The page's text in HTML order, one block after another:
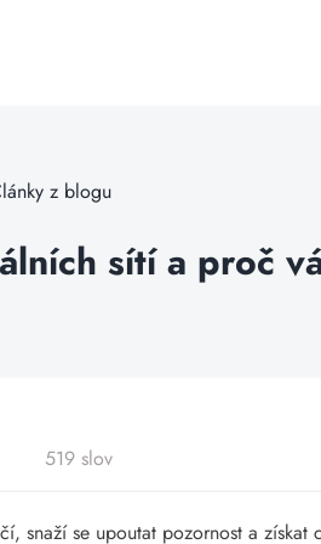
z blogu
sítí a proč
519 slov
snaží se upoutat pozornost a